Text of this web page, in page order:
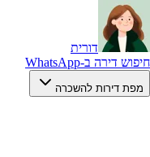
דורית
חיפוש דירה ב-WhatsApp
מפת דירות להשכרה